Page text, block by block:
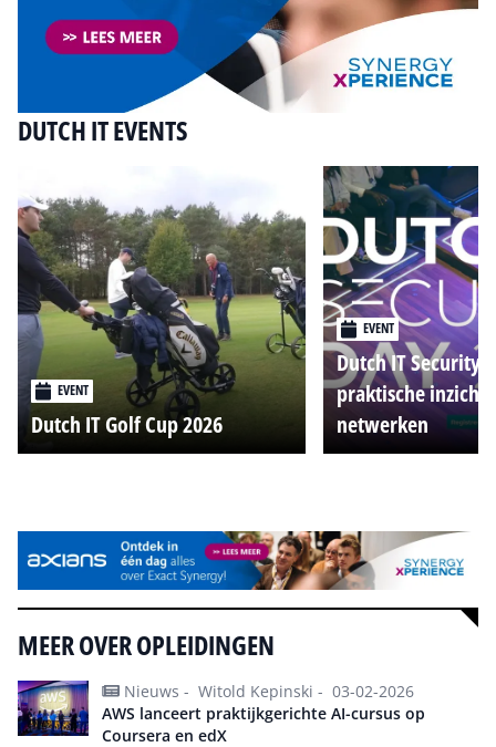
DUTCH IT EVENTS
EVENT
Dutch IT Golf Cup 2026
EVENT
Dutch IT Security
praktische
netwerken
MEER OVER OPLEIDINGEN
Nieuws - Witold Kepinski - 03-02-2026
AWS lanceert praktijkgerichte AI-cursus op
Coursera en edX